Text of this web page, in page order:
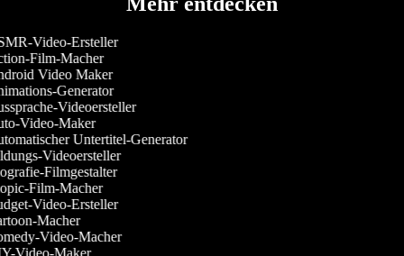
Video-Ersteller
Film-Macher
Video Maker
Generator
Videoersteller
Video-Maker
Untertitel-Generator
Videoersteller
Filmgestalter
Film-Macher
Video-Ersteller
Macher
Video-Macher